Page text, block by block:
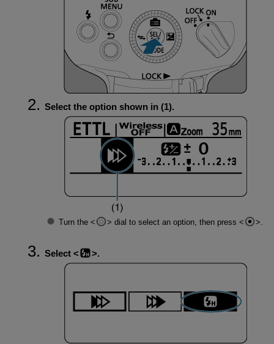
Select the option shown in (1).
Turn the dial to select an option, then press .
Select .